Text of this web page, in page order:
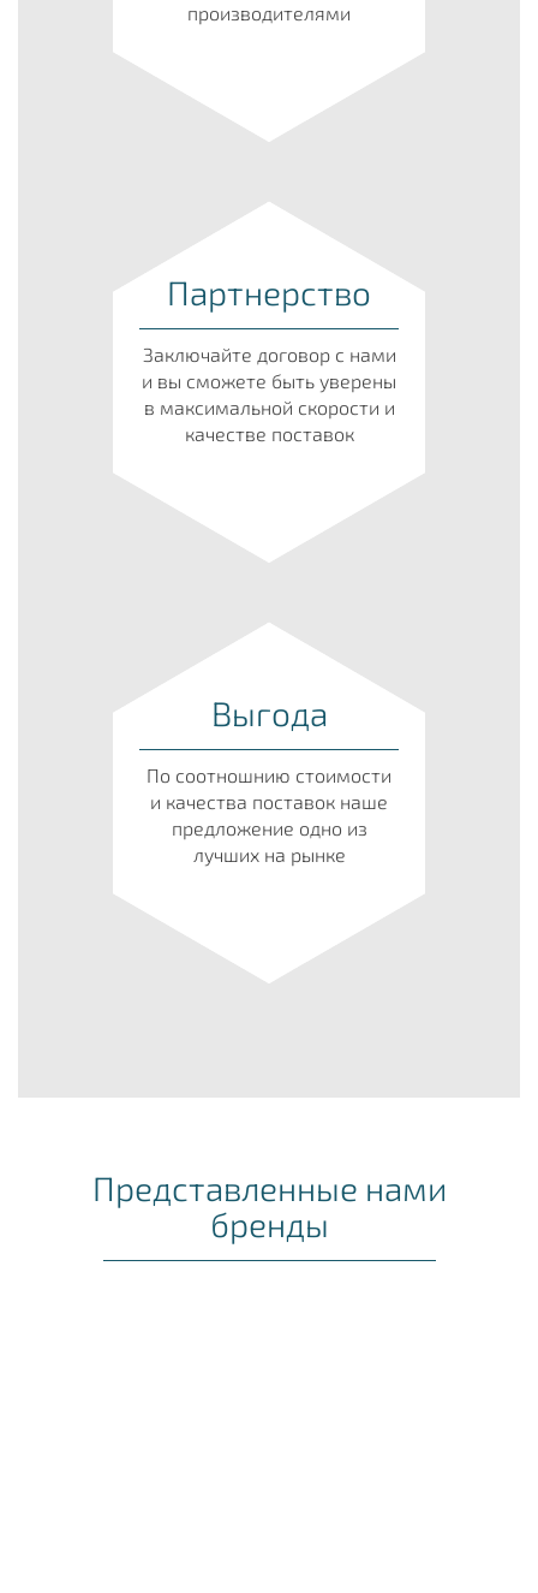
производителями
Партнерство
Заключайте договор с нами
и вы сможете быть уверены
в максимальной скорости и
качестве поставок
Выгода
По соотношнию стоимости
и качества поставок наше
предложение одно из
лучших на рынке
Представленные нами
бренды